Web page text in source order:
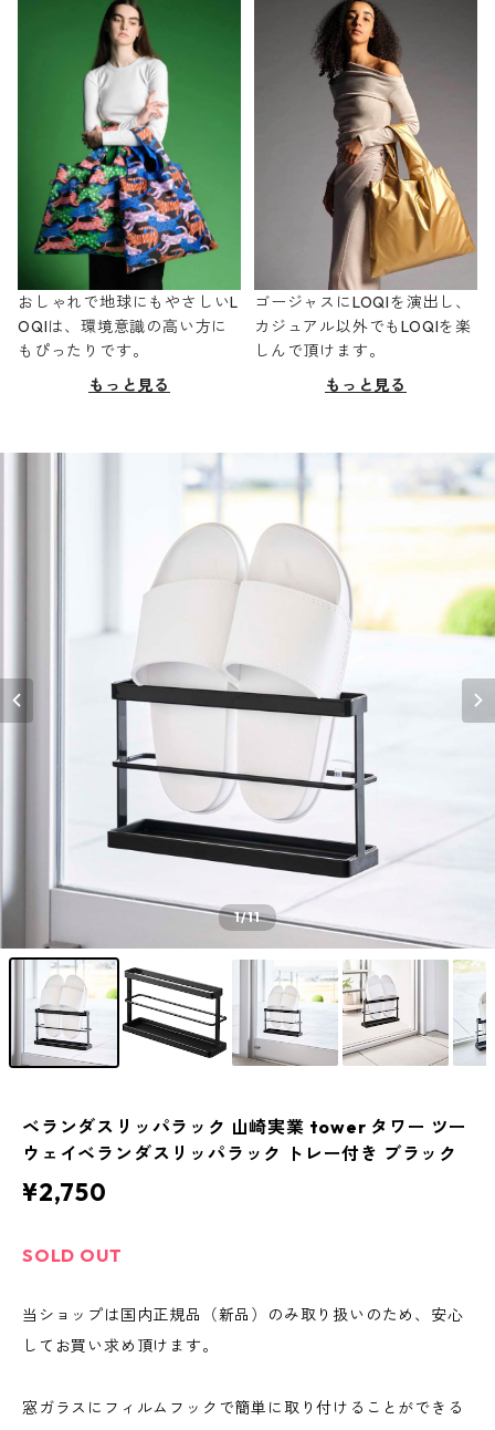
おしゃれで地球にもやさしいL
OQIは、環境意識の高い方に
もぴったりです。
もっと見る
ゴージャスにLOQIを演出し、
カジュアル以外でもLOQIを楽
しんで頂けます。
もっと見る
1/11
ベランダスリッパラック 山崎実業 tower タワー ツー
ウェイベランダスリッパラック トレー付き ブラック
¥2,750
SOLD OUT
当ショップは国内正規品（新品）のみ取り扱いのため、安心
してお買い求め頂けます。
窓ガラスにフィルムフックで簡単に取り付けることができる